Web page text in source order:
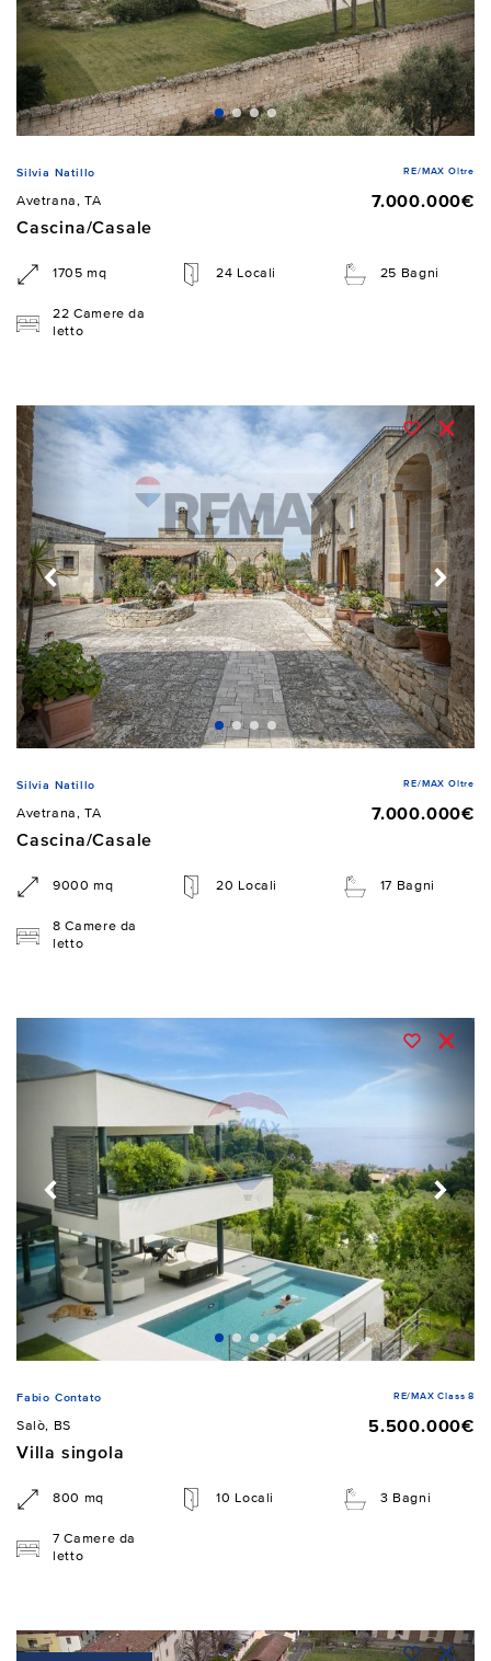
Silvia Natillo RE/MAX Oltre
Avetrana, TA
7.000.000€
Cascina/Casale
1705 mq 24 Locali 25 Bagni
22 Camere da
letto
Silvia Natillo RE/MAX Oltre
Avetrana, TA
7.000.000€
Cascina/Casale
9000 mq 20 Locali 17 Bagni
8 Camere da
letto
Fabio Contato RE/MAX Class 8
Salò, BS
5.500.000€
Villa singola
800 mq 10 Locali 3 Bagni
7 Camere da
letto